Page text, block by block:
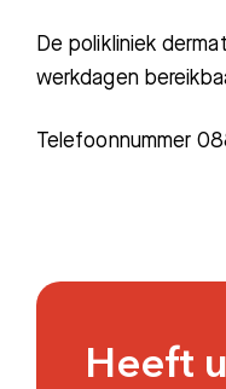
De polikliniek
werkdagen
Telefoonnummer
Heeft